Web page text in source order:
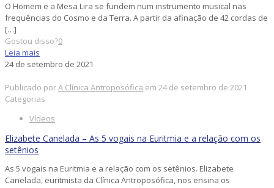
O Homem e a Mesa Lira se fundem num instrumento musical nas
frequências do Cosmo e da Terra. A partir da afinação de 42 cordas de
[…]
Gostou disso?0
Leia mais
24 de setembro de 2021
Publicado porA Clínica Antroposófica em 24 de setembro de 2021
Categorias
Vídeos
Elizabete Canelada – As 5 vogais na Euritmia e a relação com os
setênios
As 5 vogais na Euritmia e a relação com os setênios. Elizabete
Canelada, euritmista da Clínica Antroposófica, nos ensina os